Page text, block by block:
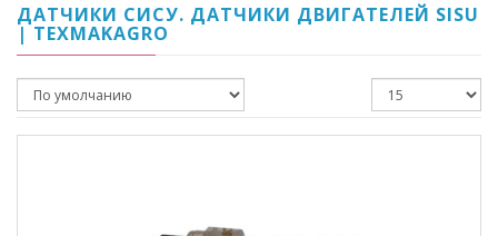
ДАТЧИКИ СИСУ. ДАТЧИКИ ДВИГАТЕЛЕЙ SISU
| TEXMAKAGRO